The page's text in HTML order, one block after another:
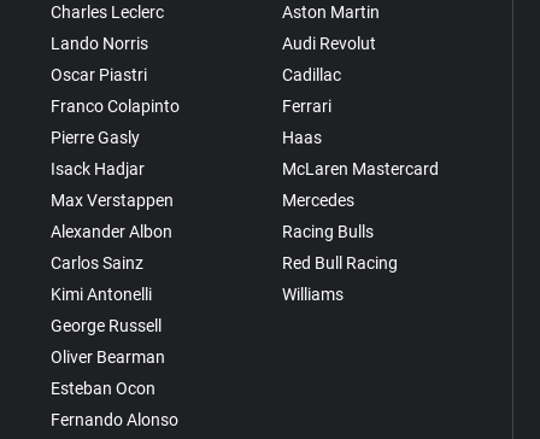
Charles Leclerc
Lando Norris
Oscar Piastri
Franco Colapinto
Pierre Gasly
Isack Hadjar
Max Verstappen
Alexander Albon
Carlos Sainz
Kimi Antonelli
George Russell
Oliver Bearman
Esteban Ocon
Fernando Alonso
Aston Martin
Audi Revolut
Cadillac
Ferrari
Haas
McLaren Mastercard
Mercedes
Racing Bulls
Red Bull Racing
Williams